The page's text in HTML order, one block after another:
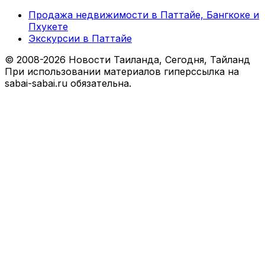
Продажа недвижимости в Паттайе, Бангкоке и
Пхукете
Экскурсии в Паттайе
© 2008-2026 Новости Таиланда, Сегодня, Тайланд
При использовании материалов гиперссылка на
sabai-sabai.ru обязательна.